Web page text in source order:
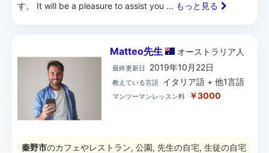
す。 It will be a pleasure to assist you ... もっと見る
Matteo先生 オーストラリア 人
最終更新日 2019年10月22日
教えている言語 イタリア語 + 他1言語
マンツーマンレッスン料 ￥3000
秦野市のカフェやレストラン, 公園, 先生の自宅, 生徒の自宅